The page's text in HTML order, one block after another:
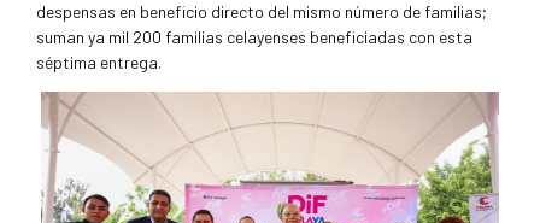
despensas en beneficio directo del mismo número de familias;
suman ya mil 200 familias celayenses beneficiadas con esta
séptima entrega.